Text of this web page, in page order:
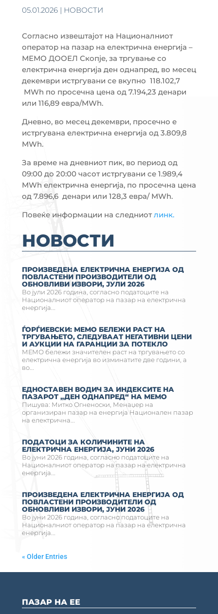
05.01.2026| НОВОСТИ
Согласно извештајот на Националниот
оператор на пазар на електрична енергија –
МЕМО ДООЕЛ Скопје, за тргување со
електрична енергија ден однапред, во месец
декември истргувани се вкупно 118.102,7
MWh по просечна цена од 7.194,23 денари
или 116,89 евра/MWh.
Дневно, во месец декември, просечно е
истргувана електрична енергија од 3.809,8
MWh.
За време на дневниот пик, во период од
09:00 до 20:00 часот истргувани се 1.989,4
MWh електрична енергија, по просечна цена
од 7.896,6 денари или 128,3 евра/ MWh.
Повеќе информации на следниотлинк.
НОВОСТИ
ПРОИЗВЕДЕНА ЕЛЕКТРИЧНА ЕНЕРГИЈА ОД
ПОВЛАСТЕНИ ПРОИЗВОДИТЕЛИ ОД
ОБНОВЛИВИ ИЗВОРИ, ЈУЛИ 2026
Во јули 2026 година, согласно податоците на
Националниот оператор на пазар на електрична
енергија...
ЃОРЃИЕВСКИ: МЕМО БЕЛЕЖИ РАСТ НА
ТРГУВАЊЕТО, СЛЕДУВААТ НЕГАТИВНИ ЦЕНИ
И АУКЦИИ НА ГАРАНЦИИ ЗА ПОТЕКЛО
МЕМО бележи значителен раст на тргувањето со
електрична енергија во изминатите две години, а
во...
ЕДНОСТАВЕН ВОДИЧ ЗА ИНДЕКСИТЕ НА
ПАЗАРОТ „ДЕН ОДНАПРЕД“ НА МЕМО
Пишува: Митко Огненоски, Менаџер на
организиран пазар на енергија Национален пазар
на електрична...
ПОДАТОЦИ ЗА КОЛИЧИНИТЕ НА
ЕЛЕКТРИЧНА ЕНЕРГИЈА, ЈУНИ 2026
Во јуни 2026 година, согласно податоците на
Националниот оператор на пазар на електрична
енергија...
ПРОИЗВЕДЕНА ЕЛЕКТРИЧНА ЕНЕРГИЈА ОД
ПОВЛАСТЕНИ ПРОИЗВОДИТЕЛИ ОД
ОБНОВЛИВИ ИЗВОРИ, ЈУНИ 2026
Во јуни 2026 година, согласно податоците на
Националниот оператор на пазар на електрична
енергија...
« Older Entries
ПАЗАР НА ЕЕ